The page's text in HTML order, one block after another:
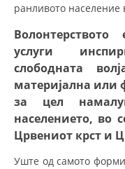
ЧЛЕНСТВО
ранливото население
услуги
слободната
материјална или
за цел
населението, во
Црвениот крст и
Уште од самото